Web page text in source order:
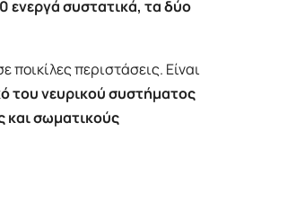
ενεργά συστατικά, τα δύο
περιστάσεις. Είναι
του νευρικού συστήματος
και σωματικούς